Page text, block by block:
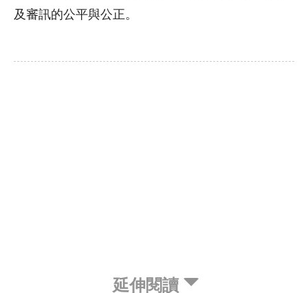
及審訊的公平與公正。
延伸閱讀